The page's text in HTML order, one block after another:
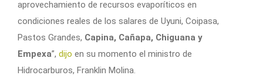
aprovechamiento de recursos evaporíticos en
condiciones reales de los salares de Uyuni, Coipasa,
Pastos Grandes, Capina, Cañapa, Chiguana y
Empexa”, dijo en su momento el ministro de
Hidrocarburos, Franklin Molina.